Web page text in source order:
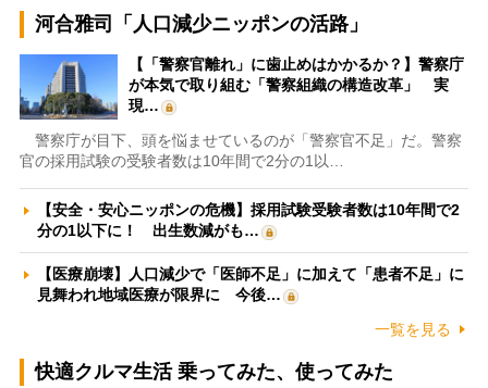
河合雅司「人口減少ニッポンの活路」
【「警察官離れ」に歯止めはかかるか？】警察庁
が本気で取り組む「警察組織の構造改革」 実
現…
警察庁が目下、頭を悩ませているのが「警察官不足」だ。警察
官の採用試験の受験者数は10年間で2分の1以…
【安全・安心ニッポンの危機】採用試験受験者数は10年間で2
分の1以下に！ 出生数減がも…
【医療崩壊】人口減少で「医師不足」に加えて「患者不足」に
見舞われ地域医療が限界に 今後…
一覧を見る
快適クルマ生活 乗ってみた、使ってみた